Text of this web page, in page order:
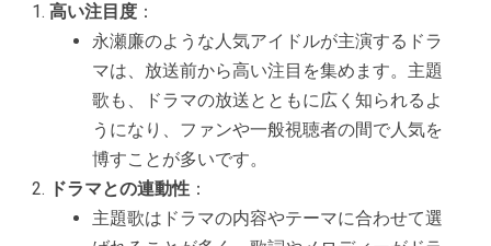
高い注目度 ：
永瀬廉のような人気アイドルが主演するドラ
マは、放送前から高い注目を集めます。主題
歌も、ドラマの放送とともに広く知られるよ
うになり、ファンや一般視聴者の間で人気を
博すことが多いです。
ドラマとの連動性 ：
主題歌はドラマの内容やテーマに合わせて選